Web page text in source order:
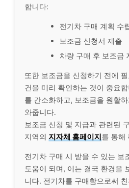
합니다:
전기차 구매 계획 수
보조금 신청서 제출
차량 구매 후 보조금
또한 보조금을 신청하기 전에
건을 미리 확인하는 것이 중요
를 간소화하고, 보조금을 원활
와줍니다.
보조금 신청 및 지급과 관련된
지역의 지자체 홈페이지를 통해
전기차 구매 시 받을 수 있는 보
도움이 되며, 이는 결국 환경을
니다. 전기차를 구매함으로써